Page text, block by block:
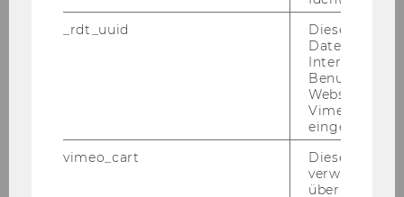
Dr.rer.soc.oec. Julia Riess
_rdt_uuid
Dieses
Daten über
Interaktionen
Websites, auf
Vimeo-Video
eingebettet
vimeo_cart
Dieses
verwendet,
überprüfen,